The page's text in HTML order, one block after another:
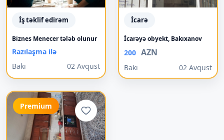
İş təklif edirəm
Biznes Menecer tələb olunur
Razılaşma ilə
Bakı
02 Avqust
İcarə
İcarəyə obyekt, Bakıxanov
200 AZN
Bakı 02 Avqust
Premium